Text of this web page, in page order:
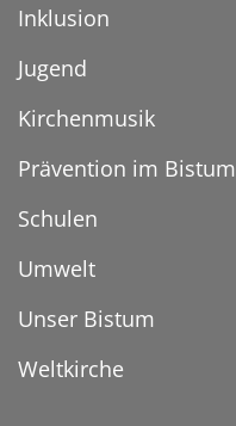
Inklusion
Jugend
Kirchenmusik
Prävention im Bistum
Schulen
Umwelt
Unser Bistum
Weltkirche